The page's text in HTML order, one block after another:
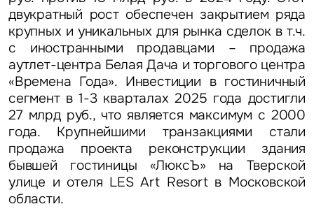
двукратный рост обеспечен закрытием ряда
крупных и уникальных для рынка сделок в т.ч.
с иностранными продавцами – продажа
аутлет-центра Белая Дача и торгового центра
«Времена Года». Инвестиции в гостиничный
сегмент в 1-3 кварталах 2025 года достигли
27 млрд руб., что является максимум с 2000
года. Крупнейшими транзакциями стали
продажа проекта реконструкции здания
бывшей гостиницы «ЛюксЪ» на Тверской
улице и отеля LES Art Resort в Московской
области.